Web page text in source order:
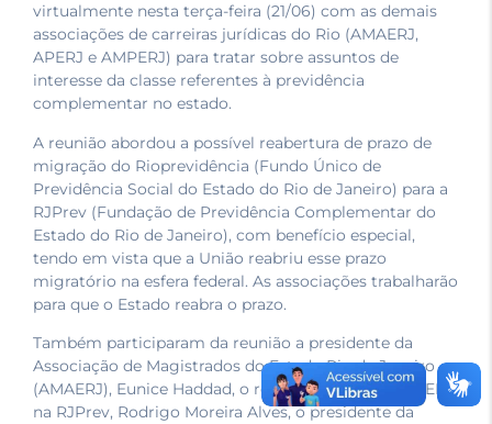
virtualmente nesta terça-feira (21/06) com as demais
associações de carreiras jurídicas do Rio (AMAERJ,
APERJ e AMPERJ) para tratar sobre assuntos de
interesse da classe referentes à previdência
complementar no estado.
A reunião abordou a possível reabertura de prazo de
migração do Rioprevidência (Fundo Único de
Previdência Social do Estado do Rio de Janeiro) para a
RJPrev (Fundação de Previdência Complementar do
Estado do Rio de Janeiro), com benefício especial,
tendo em vista que a União reabriu esse prazo
migratório na esfera federal. As associações trabalharão
para que o Estado reabra o prazo.
Também participaram da reunião a presidente da
Associação de Magistrados do Estado Rio de Janeiro
(AMAERJ), Eunice Haddad, o representante da AMAERJ
na RJPrev, Rodrigo Moreira Alves, o presidente da